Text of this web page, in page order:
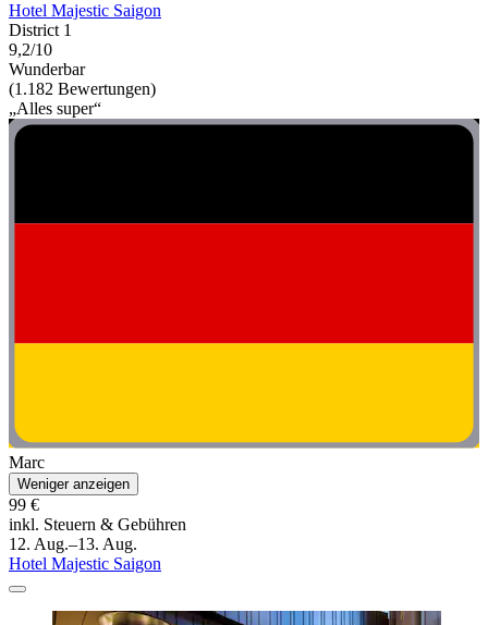
Hotel Majestic Saigon
District 1
9,2/10
Wunderbar
(1.182 Bewertungen)
„Alles super“
Marc
Weniger anzeigen
99 €
inkl. Steuern & Gebühren
12. Aug.–13. Aug.
Hotel Majestic Saigon